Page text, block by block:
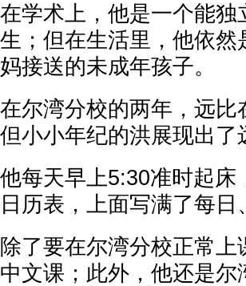
在学术上，他是一个能
生；但在生活里，他依
妈接送的未成年孩子。
在尔湾分校的两年，远
但小小年纪的洪展现出
他每天早上5:30准时起
日历表，上面写满了每
除了要在尔湾分校正常
中文课；此外，他还是